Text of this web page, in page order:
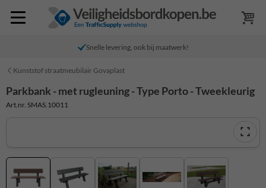
Snelle levering, ook bij maatwerk!
Kunststof straatmeubilair Govaplast
Parkbank - met rugleuning - Type Porto - Tweekleurig
Art.nr. SMAS.10011